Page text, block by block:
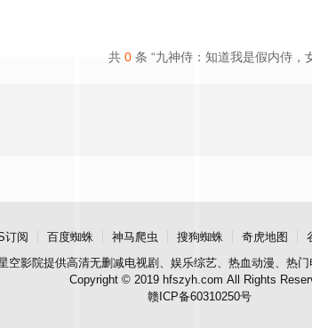
共 0 条 “九神侍：知道我是假内侍，
订阅 百度蜘蛛 神马爬虫 搜狗蜘蛛 奇虎地图
空影院提供高清无删减电视剧、娱乐综艺、热血动漫、热
Copyright © 2019 hfszyh.com All Rights
赣ICP备60310250号